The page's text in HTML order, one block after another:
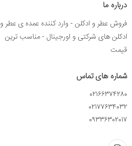
درباره ما
فروش عطر و ادکلن - وارد کننده عمده ی عطر و
ادکلن های شرکتی و اورجینال - مناسب ترین
قیمت
شماره های تماس
02166374280
02177634032
09336302017